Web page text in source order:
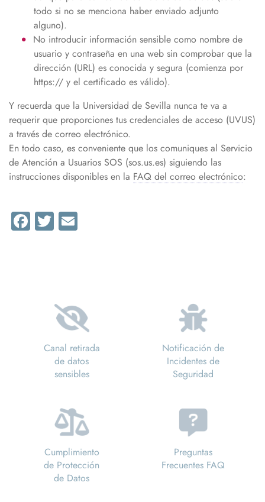
todo si no se menciona haber enviado adjunto
alguno).
No introducir información sensible como nombre de
usuario y contraseña en una web sin comprobar que la
dirección (URL) es conocida y segura (comienza por
https:// y el certificado es válido).
Y recuerda que la Universidad de Sevilla nunca te va a
requerir que proporciones tus credenciales de acceso (UVUS)
a través de correo electrónico.
En todo caso, es conveniente que los comuniques al Servicio
de Atención a Usuarios SOS (sos.us.es) siguiendo las
instrucciones disponibles en la FAQ del correo electrónico:
Facebook
Twitter
Canal retirada
de datos
sensibles
Notificación de
Incidentes de
Seguridad
Cumplimiento
de Protección
de Datos
Preguntas
Frecuentes FAQ